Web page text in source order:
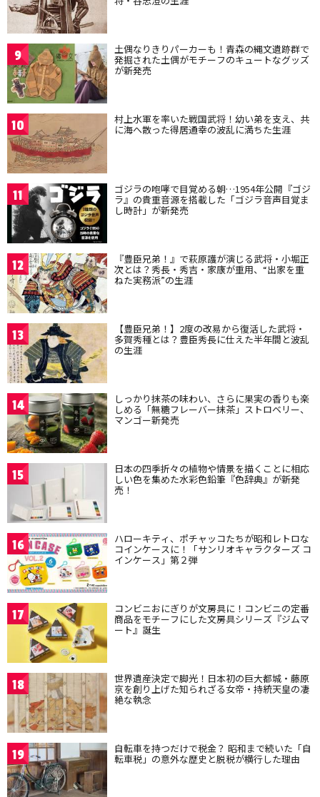
9 土偶なりきりパーカーも！青森の縄文遺跡群で
発掘された土偶がモチーフのキュートなグッズ
が新発売
10 村上水軍を率いた戦国武将！幼い弟を支え、共
に海へ散った得居通幸の波乱に満ちた生涯
11 ゴジラの咆哮で目覚める朝…1954年公開『ゴジ
ラ』の貴重音源を搭載した「ゴジラ音声目覚ま
し時計」が新発売
12 『豊臣兄弟！』で萩原護が演じる武将・小堀正
次とは？秀長・秀吉・家康が重用、“出家を重
ねた実務派”の生涯
13 【豊臣兄弟！】2度の改易から復活した武将・
多賀秀種とは？豊臣秀長に仕えた半年間と波乱
の生涯
14 しっかり抹茶の味わい、さらに果実の香りも楽
しめる「無糖フレーバー抹茶」ストロベリー、
マンゴー新発売
15 日本の四季折々の植物や情景を描くことに相応
しい色を集めた水彩色鉛筆『色辞典』が新発
売！
16 ハローキティ、ポチャッコたちが昭和レトロな
コインケースに！「サンリオキャラクターズ コ
インケース」第２弾
17 コンビニおにぎりが文房具に！コンビニの定番
商品をモチーフにした文房具シリーズ『ジムマ
ート』誕生
18 世界遺産決定で脚光！日本初の巨大都城・藤原
京を創り上げた知られざる女帝・持統天皇の凄
絶な執念
19 自転車を持つだけで税金？ 昭和まで続いた「自
転車税」の意外な歴史と脱税が横行した理由